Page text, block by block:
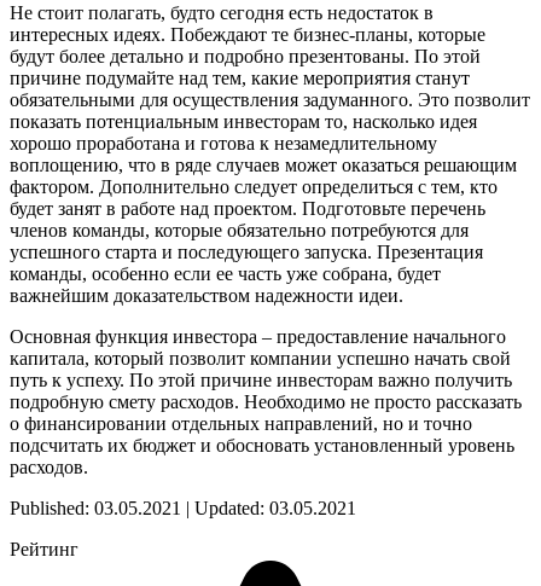
Не стоит полагать, будто сегодня есть недостаток в
интересных идеях. Побеждают те бизнес-планы, которые
будут более детально и подробно презентованы. По этой
причине подумайте над тем, какие мероприятия станут
обязательными для осуществления задуманного. Это позволит
показать потенциальным инвесторам то, насколько идея
хорошо проработана и готова к незамедлительному
воплощению, что в ряде случаев может оказаться решающим
фактором. Дополнительно следует определиться с тем, кто
будет занят в работе над проектом. Подготовьте перечень
членов команды, которые обязательно потребуются для
успешного старта и последующего запуска. Презентация
команды, особенно если ее часть уже собрана, будет
важнейшим доказательством надежности идеи.
Основная функция инвестора – предоставление начального
капитала, который позволит компании успешно начать свой
путь к успеху. По этой причине инвесторам важно получить
подробную смету расходов. Необходимо не просто рассказать
о финансировании отдельных направлений, но и точно
подсчитать их бюджет и обосновать установленный уровень
расходов.
Published: 03.05.2021 | Updated: 03.05.2021
Рейтинг